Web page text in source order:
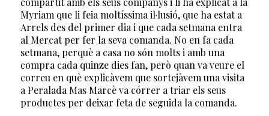
Myriam que li feia moltíssima il·lusió, que ha estat a
Arrels des del primer dia i que cada setmana entra
al Mercat per fer la seva comanda. No en fa cada
setmana, perquè a casa no són molts i amb una
compra cada quinze dies fan, però quan va veure el
correu en què explicàvem que sortejàvem una visita
a Peralada Mas Marcè va córrer a triar els seus
productes per deixar feta de seguida la comanda.